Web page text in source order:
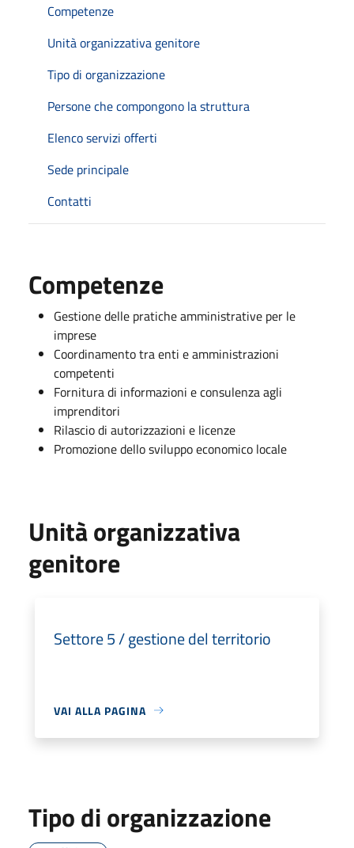
Competenze
Unità organizzativa genitore
Tipo di organizzazione
Persone che compongono la struttura
Elenco servizi offerti
Sede principale
Contatti
Competenze
Gestione delle pratiche amministrative per le
imprese
Coordinamento tra enti e amministrazioni
competenti
Fornitura di informazioni e consulenza agli
imprenditori
Rilascio di autorizzazioni e licenze
Promozione dello sviluppo economico locale
Unità organizzativa
genitore
Settore 5 / gestione del territorio
VAI ALLA PAGINA
Tipo di organizzazione